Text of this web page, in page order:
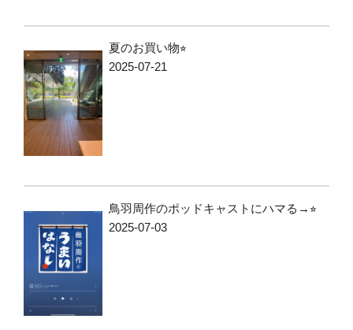
夏のお買い物⭐︎
2025-07-21
鳥羽周作のポッドキャストにハマる→⭐︎
2025-07-03